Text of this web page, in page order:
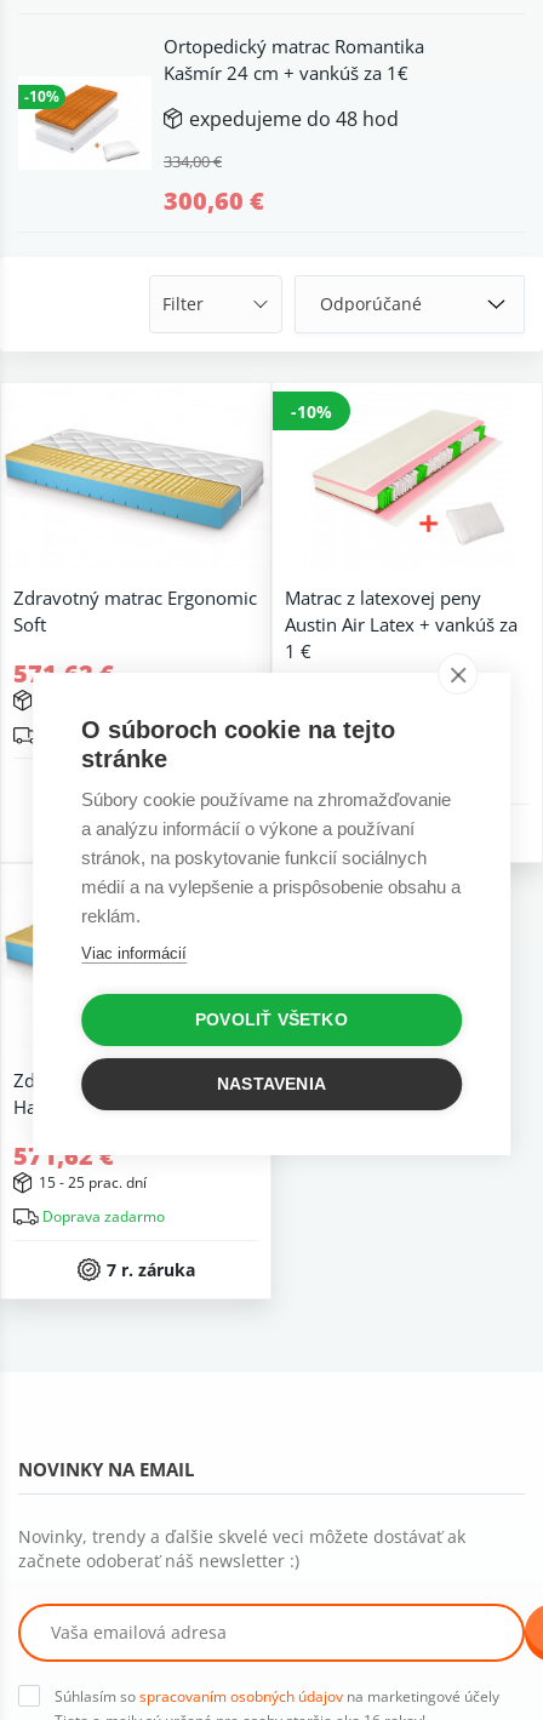
-10%
Ortopedický matrac Romantika
Kašmír 24 cm + vankúš za 1€
expedujeme do 48 hod
334,00 €
300,60 €
Filter
Zdravotný matrac Ergonomic
Soft
571,62 €
Doprava zadarmo
7 r. záruka
-10%
Matrac z latexovej peny
Austin Air Latex + vankúš za
1 €
439,20 €
Na dopyt
7 r. záruka
Zdravotný matrac Ergonomic
Hard
571,62 €
15 - 25 prac. dní
Doprava zadarmo
7 r. záruka
NOVINKY NA EMAIL
Novinky, trendy a ďalšie skvelé veci môžete dostávať ak
začnete odoberať náš newsletter :)
Súhlasím sospracovaním osobných údajov na marketingové účely
O súboroch cookie na tejto
stránke
Súbory cookie používame na zhromažďovanie
a analýzu informácií o výkone a používaní
stránok, na poskytovanie funkcií sociálnych
médií a na vylepšenie a prispôsobenie obsahu a
reklám.
Viac informácií
POVOLIŤ VŠETKO
NASTAVENIA